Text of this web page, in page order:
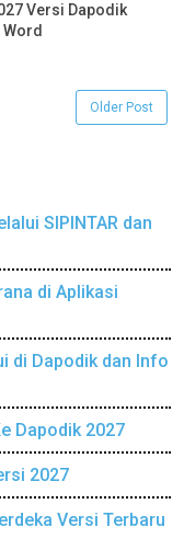
Versi Dapodik
Older Post
SIPINTAR dan
di Aplikasi
di Dapodik dan Info
Dapodik 2027
2027
Versi Terbaru